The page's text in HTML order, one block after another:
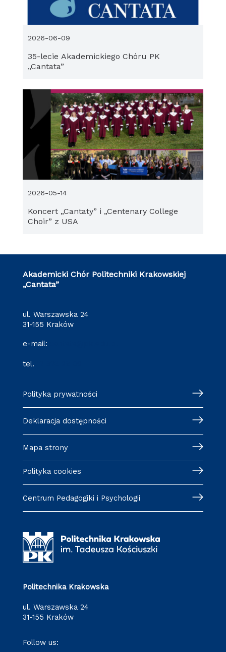
35-lecie Akademickiego Chóru PK
„Cantata”
2026-06-09
Koncert „Cantaty” i „Centenary College
Choir” z USA
2026-05-14
Akademicki Chór Politechniki Krakowskiej
„Cantata”
ul. Warszawska 24
31-155 Kraków
e-mail:
tel.
Polityka prywatności
Deklaracja dostępności
Mapa strony
Polityka cookies
Centrum Pedagogiki i Psychologii
Politechnika Krakowska
ul. Warszawska 24
31-155 Kraków
Follow us: